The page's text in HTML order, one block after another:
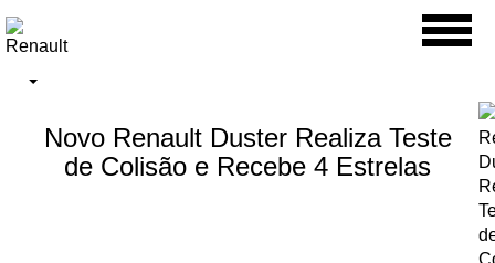
Novo Renault Duster Realiza Teste
de Colisão e Recebe 4 Estrelas